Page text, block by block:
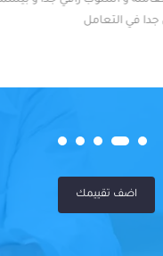
في التعامل
اضف تقييمك